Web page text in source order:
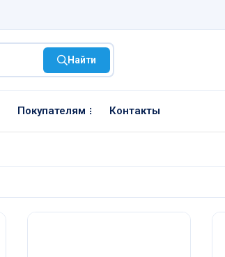
Найти
Покупателям Контакты